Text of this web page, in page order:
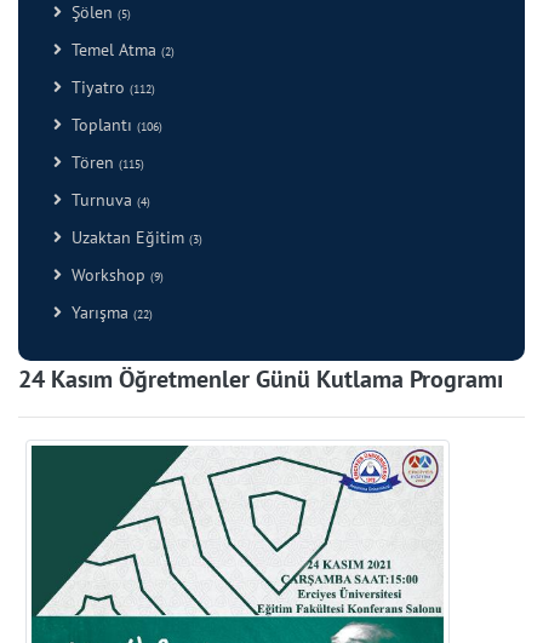
Şölen (5)
Temel Atma (2)
Tiyatro (112)
Toplantı (106)
Tören (115)
Turnuva (4)
Uzaktan Eğitim (3)
Workshop (9)
Yarışma (22)
24 Kasım Öğretmenler Günü Kutlama Programı